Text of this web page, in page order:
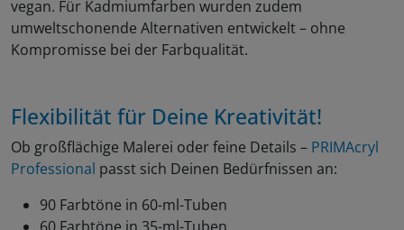
vegan. Für Kadmiumfarben wurden zudem
umweltschonende Alternativen entwickelt – ohne
Kompromisse bei der Farbqualität.
Flexibilität für Deine Kreativität!
Ob großflächige Malerei oder feine Details – PRIMAcryl
Professional passt sich Deinen Bedürfnissen an:
90 Farbtöne in 60-ml-Tuben